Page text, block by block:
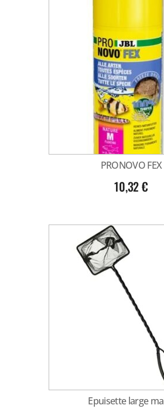
PRONOVO FEX
10,32€
Epuisette large